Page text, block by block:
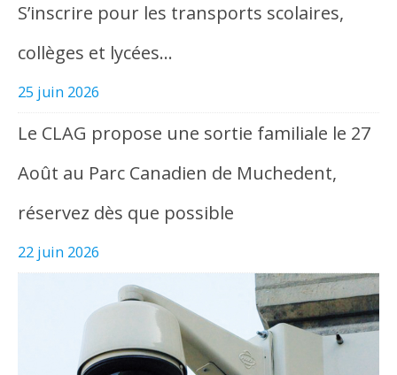
S’inscrire pour les transports scolaires,
collèges et lycées…
25 juin 2026
Le CLAG propose une sortie familiale le 27
Août au Parc Canadien de Muchedent,
réservez dès que possible
22 juin 2026